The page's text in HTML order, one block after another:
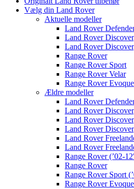
Vælg din Land Rover
Aktuelle modeller
Land Rover
Land Rover
Land Rover
Range Rover
Range Rover Sport
Range Rover Velar
Range Rover Evoque
Ældre modeller
Land Rover
Land Rover
Land Rover
Land Rover
Land Rover
Land Rover
Range Rover (’02-
Range Rover
Range Rover Sport
Range Rover Evoque